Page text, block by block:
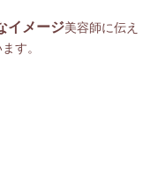
イメージ美容師に伝え
す。